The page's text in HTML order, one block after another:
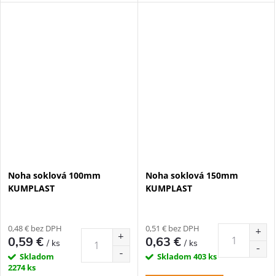
Noha soklová 100mm
KUMPLAST
0,48 € bez DPH
0,59 €/ ks
Skladom
2274 ks
Noha soklová 150mm
KUMPLAST
0,51 € bez DPH
0,63 €/ ks
Skladom 403 ks